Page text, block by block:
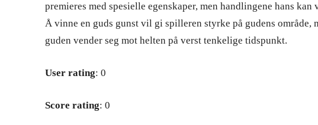
premieres med spesielle egenskaper, men handlingene hans
Å vinne en guds gunst vil gi spilleren styrke på gudens område,
guden vender seg mot helten på verst tenkelige tidspunkt.
User rating: 0
Score rating: 0